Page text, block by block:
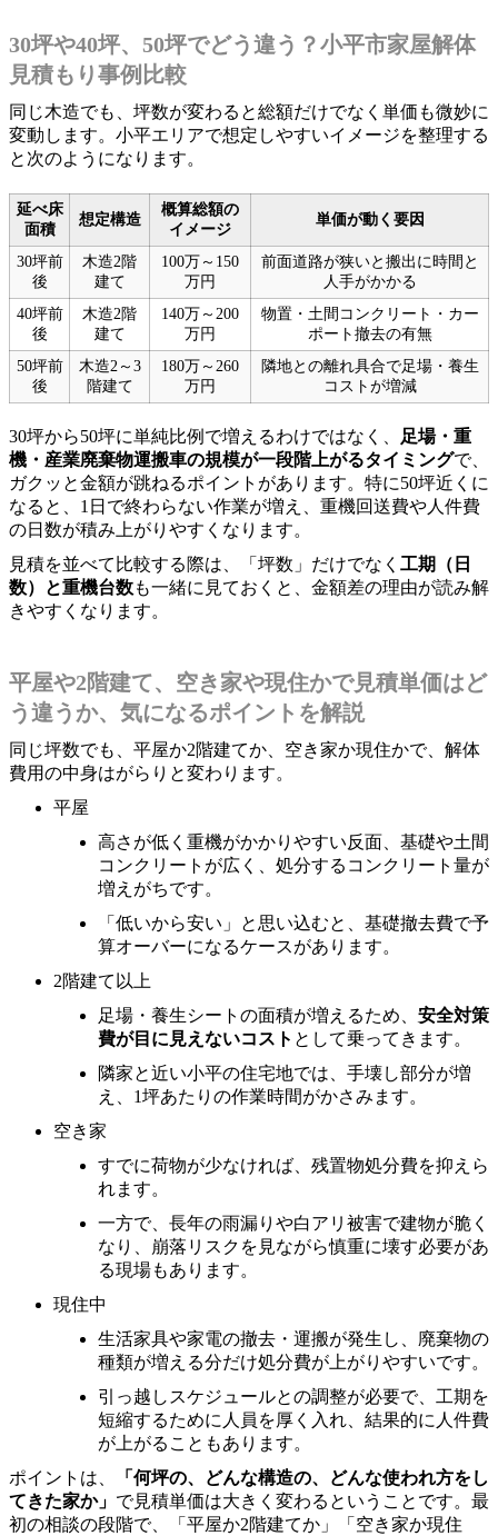
30坪や40坪、50坪でどう違う？小平市家屋解体
見積もり事例比較
同じ木造でも、坪数が変わると総額だけでなく単価も微妙に
変動します。小平エリアで想定しやすいイメージを整理する
と次のようになります。
延べ床
面積
想定構造
概算総額の
イメージ
単価が動く要因
30坪前
後
木造2階
建て
100万～150
万円
前面道路が狭いと搬出に時間と
人手がかかる
40坪前
後
木造2階
建て
140万～200
万円
物置・土間コンクリート・カー
ポート撤去の有無
50坪前
後
木造2～3
階建て
180万～260
万円
隣地との離れ具合で足場・養生
コストが増減
30坪から50坪に単純比例で増えるわけではなく、
足場・重
機・産業廃棄物運搬車の規模が一段階上がるタイミングで、
ガクッと金額が跳ねるポイントがあります。特に50坪近くに
なると、1日で終わらない作業が増え、重機回送費や人件費
の日数が積み上がりやすくなります。
見積を並べて比較する際は、「坪数」だけでなく 工期（日
数）と重機台数も一緒に見ておくと、金額差の理由が読み解
きやすくなります。
平屋や2階建て、空き家や現住かで見積単価はど
う違うか、気になるポイントを解説
同じ坪数でも、平屋か2階建てか、空き家か現住かで、解体
費用の中身はがらりと変わります。
平屋
高さが低く重機がかかりやすい反面、基礎や土間
コンクリートが広く、処分するコンクリート量が
増えがちです。
「低いから安い」と思い込むと、基礎撤去費で予
算オーバーになるケースがあります。
2階建て以上
足場・養生シートの面積が増えるため、 安全対策
費が目に見えないコスト として乗ってきます。
隣家と近い小平の住宅地では、手壊し部分が増
え、1坪あたりの作業時間がかさみます。
空き家
すでに荷物が少なければ、残置物処分費を抑えら
れます。
一方で、長年の雨漏りや白アリ被害で建物が脆く
なり、崩落リスクを見ながら慎重に壊す必要があ
る現場もあります。
現住中
生活家具や家電の撤去・運搬が発生し、廃棄物の
種類が増える分だけ処分費が上がりやすいです。
引っ越しスケジュールとの調整が必要で、工期を
短縮するために人員を厚く入れ、結果的に人件費
が上がることもあります。
ポイントは、
「何坪の、どんな構造の、どんな使われ方をし
てきた家か」 で見積単価は大きく変わるということです。最
初の相談の段階で、「平屋か2階建てか」「空き家か現住